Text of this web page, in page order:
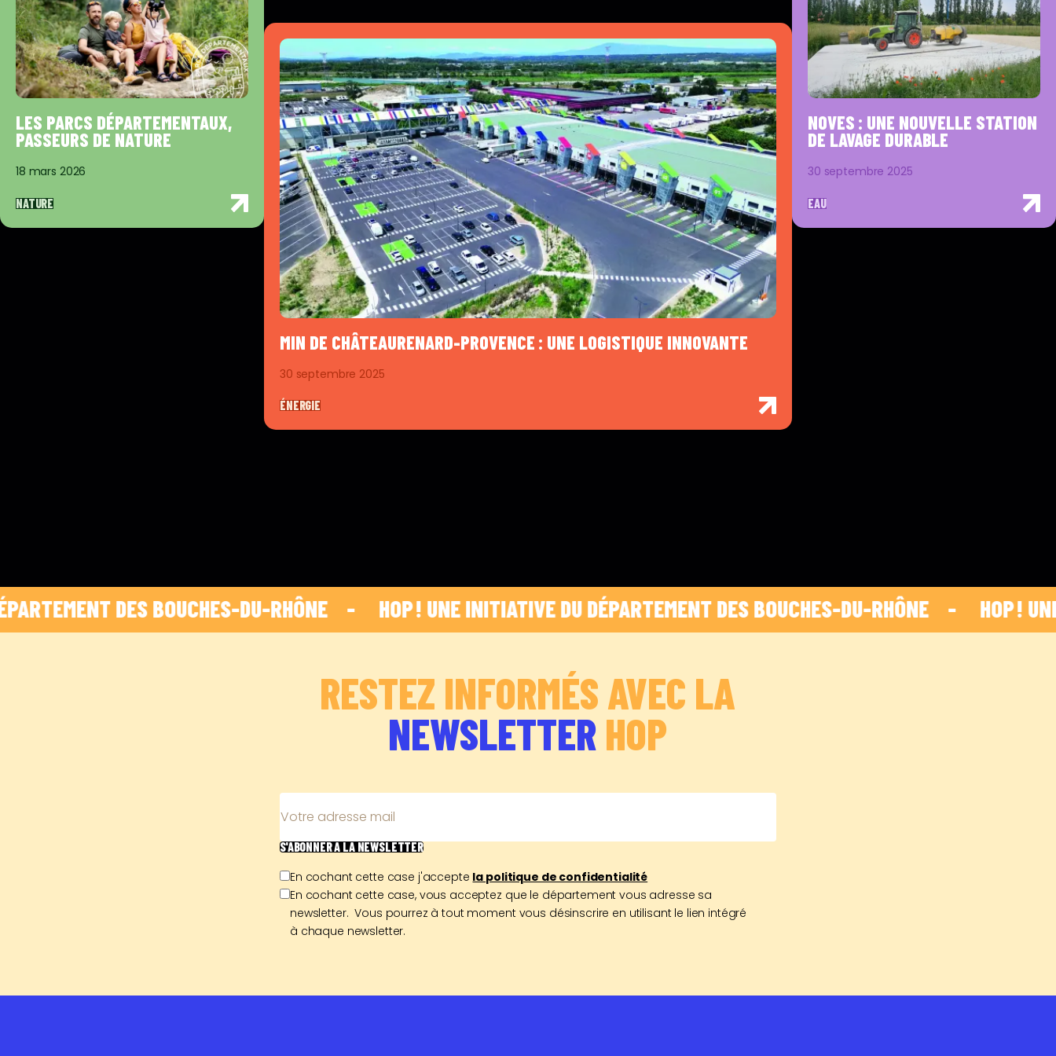
LES PARCS DÉPARTEMENTAUX,
PASSEURS DE NATURE
18 mars 2026
NATURE
MIN DE CHÂTEAURENARD-PROVENCE : UNE LOGISTIQUE INNOVANTE
30 septembre 2025
ÉNERGIE
NOVES : UNE NOUVELLE STATION
DE LAVAGE DURABLE
30 septembre 2025
EAU
DES BOUCHES-DU-RHÔNE    - HOP ! UNE INITIATIVE DU DÉPARTEMENT DES BOUCHES-DU-RHÔNE    - HOP ! UNE
RESTEZ INFORMÉS AVEC LA
NEWSLETTER HOP
Votre adresse mail
S'ABONNERÀ LA NEWSLETTER
En cochant cette case j'accepte la politique de confidentialité
En cochant cette case, vous acceptez que le département vous adresse sa
newsletter. Vous pourrez à tout moment vous désinscrire en utilisant le lien intégré
à chaque newsletter.